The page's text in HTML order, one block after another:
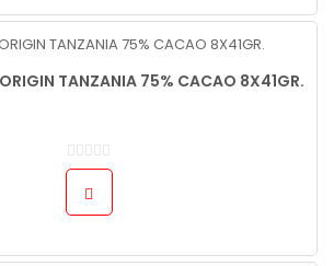
TANZANIA 75% CACAO 8X41GR.